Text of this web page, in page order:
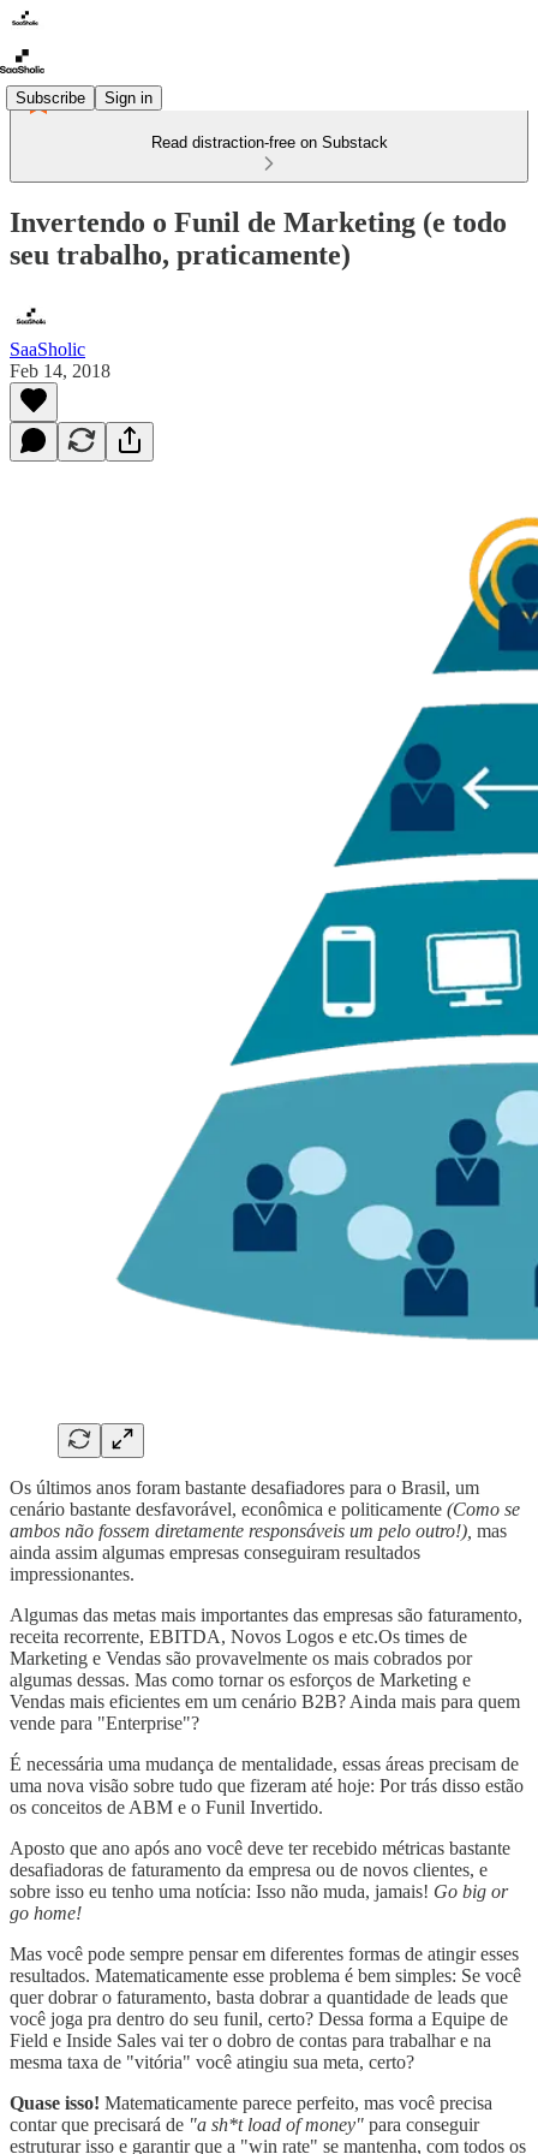
Subscribe Sign in
Read distraction-free on Substack
Invertendo o Funil de Marketing (e todo
seu trabalho, praticamente)
SaaSholic
Feb 14, 2018
Os últimos anos foram bastante desafiadores para o Brasil, um
cenário bastante desfavorável, econômica e politicamente (Como se
ambos não fossem diretamente responsáveis um pelo outro!), mas
ainda assim algumas empresas conseguiram resultados
impressionantes.
Algumas das metas mais importantes das empresas são faturamento,
receita recorrente, EBITDA, Novos Logos e etc.Os times de
Marketing e Vendas são provavelmente os mais cobrados por
algumas dessas. Mas como tornar os esforços de Marketing e
Vendas mais eficientes em um cenário B2B? Ainda mais para quem
vende para "Enterprise"?
É necessária uma mudança de mentalidade, essas áreas precisam de
uma nova visão sobre tudo que fizeram até hoje: Por trás disso estão
os conceitos de ABM e o Funil Invertido.
Aposto que ano após ano você deve ter recebido métricas bastante
desafiadoras de faturamento da empresa ou de novos clientes, e
sobre isso eu tenho uma notícia: Isso não muda, jamais! Go big or
go home!
Mas você pode sempre pensar em diferentes formas de atingir esses
resultados. Matematicamente esse problema é bem simples: Se você
quer dobrar o faturamento, basta dobrar a quantidade de leads que
você joga pra dentro do seu funil, certo? Dessa forma a Equipe de
Field e Inside Sales vai ter o dobro de contas para trabalhar e na
mesma taxa de "vitória" você atingiu sua meta, certo?
Quase isso! Matematicamente parece perfeito, mas você precisa
contar que precisará de "a sh*t load of money" para conseguir
estruturar isso e garantir que a "win rate" se mantenha, com todos os